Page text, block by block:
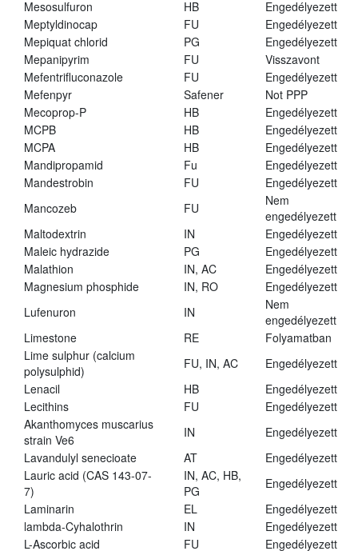
Mesosulfuron
HB
Engedélyezett
Meptyldinocap
FU
Engedélyezett
Mepiquat chlorid
PG
Engedélyezett
Mepanipyrim
FU
Visszavont
Mefentrifluconazole
FU
Engedélyezett
Mefenpyr
Safener
Not PPP
Mecoprop-P
HB
Engedélyezett
MCPB
HB
Engedélyezett
MCPA
HB
Engedélyezett
Mandipropamid
Fu
Engedélyezett
Mandestrobin
FU
Engedélyezett
Mancozeb
FU
Nem
engedélyezett
Maltodextrin
IN
Engedélyezett
Maleic hydrazide
PG
Engedélyezett
Malathion
IN, AC
Engedélyezett
Magnesium phosphide
IN, RO
Engedélyezett
Lufenuron
IN
Nem
engedélyezett
Limestone
RE
Folyamatban
Lime sulphur (calcium
polysulphid)
FU, IN, AC
Engedélyezett
Lenacil
HB
Engedélyezett
Lecithins
FU
Engedélyezett
Akanthomyces muscarius
strain Ve6
IN
Engedélyezett
Lavandulyl senecioate
AT
Engedélyezett
Lauric acid (CAS 143-07-
7)
IN, AC, HB,
PG
Engedélyezett
Laminarin
EL
Engedélyezett
lambda-Cyhalothrin
IN
Engedélyezett
L-Ascorbic acid
FU
Engedélyezett